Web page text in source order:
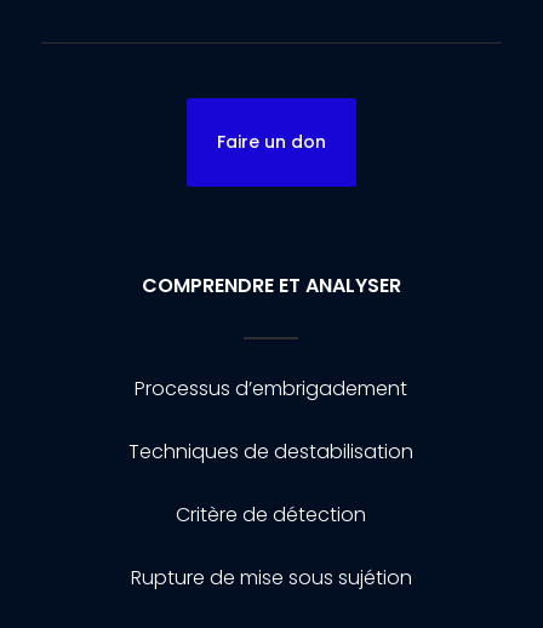
Faire un don
COMPRENDRE ET ANALYSER
Processus d’embrigadement
Techniques de destabilisation
Critère de détection
Rupture de mise sous sujétion